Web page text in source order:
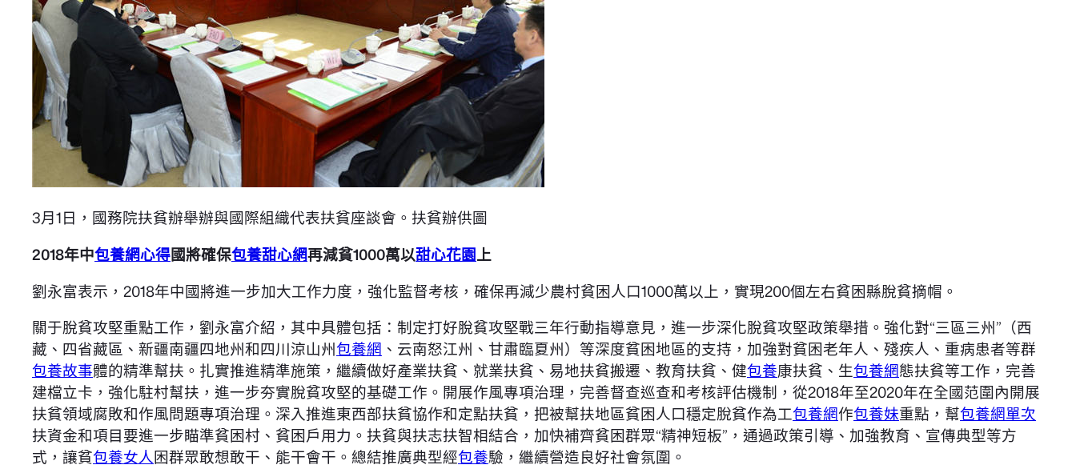
3月1日，國務院扶貧辦舉辦與國際組織代表扶貧座談會。扶貧辦供圖
2018年中包養網心得國將確保包養甜心網再減貧1000萬以甜心花園上
劉永富表示，2018年中國將進一步加大工作力度，強化監督考核，確保再減少農村貧困人口1000萬以上，實現200個左右貧困縣脫貧摘帽。
關于脫貧攻堅重點工作，劉永富介紹，其中具體包括：制定打好脫貧攻堅戰三年行動指導意見，進一步深化脫貧攻堅政策舉措。強化對“三區三州”（西
藏、四省藏區、新疆南疆四地州和四川涼山州包養網 、云南怒江州、甘肅臨夏州）等深度貧困地區的支持，加強對貧困老年人、殘疾人、重病患者等群
包養故事體的精準幫扶。扎實推進精準施策，繼續做好產業扶貧、就業扶貧、易地扶貧搬遷、教育扶貧、健包養康扶貧、生包養網態扶貧等工作，完善
建檔立卡，強化駐村幫扶，進一步夯實脫貧攻堅的基礎工作。開展作風專項治理，完善督查巡查和考核評估機制，從2018年至2020年在全國范圍內開展
扶貧領域腐敗和作風問題專項治理。深入推進東西部扶貧協作和定點扶貧，把被幫扶地區貧困人口穩定脫貧作為工包養網作包養妹重點，幫包養網單次
扶資金和項目要進一步瞄準貧困村、貧困戶用力。扶貧與扶志扶智相結合，加快補齊貧困群眾“精神短板”，通過政策引導、加強教育、宣傳典型等方
式，讓貧包養女人困群眾敢想敢干、能干會干。總結推廣典型經包養驗，繼續營造良好社會氛圍。